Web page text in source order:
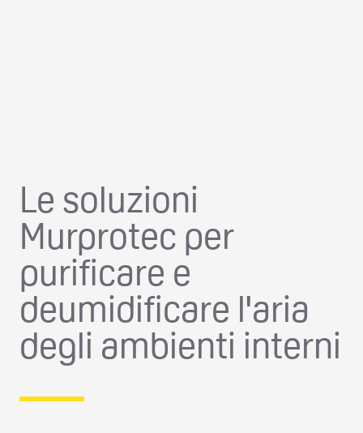
Le soluzioni
Murprotec per
purificare e
deumidificare l'aria
degli ambienti interni